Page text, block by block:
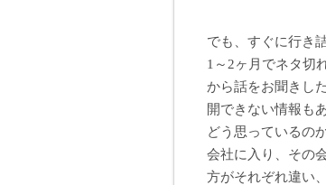
でも、すぐに行き
1～2ヶ月でネタ切
から話をお聞きし
開できない情報も
どう思っているの
会社に入り、その
方がそれぞれ違い